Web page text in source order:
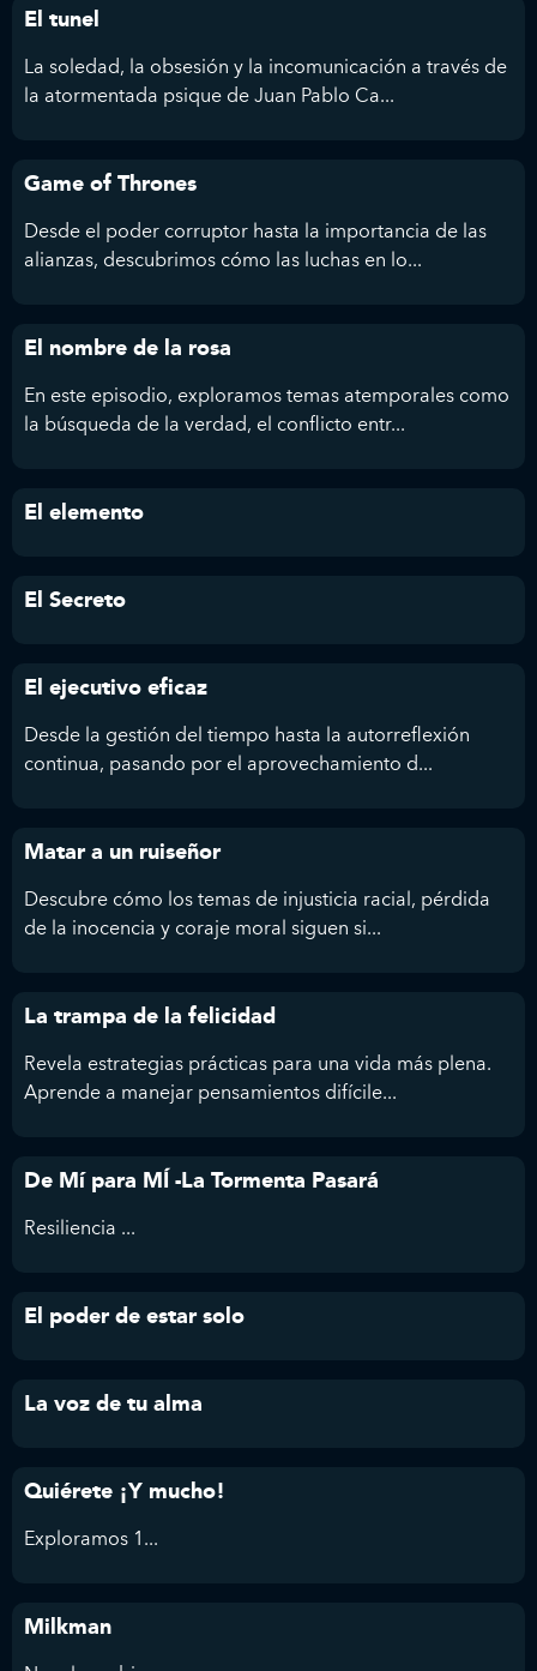
El tunel
La soledad, la obsesión y la incomunicación a través de
la atormentada psique de Juan Pablo Ca...
Game of Thrones
Desde el poder corruptor hasta la importancia de las
alianzas, descubrimos cómo las luchas en lo...
El nombre de la rosa
En este episodio, exploramos temas atemporales como
la búsqueda de la verdad, el conflicto entr...
El elemento
El Secreto
El ejecutivo eficaz
Desde la gestión del tiempo hasta la autorreflexión
continua, pasando por el aprovechamiento d...
Matar a un ruiseñor
Descubre cómo los temas de injusticia racial, pérdida
de la inocencia y coraje moral siguen si...
La trampa de la felicidad
Revela estrategias prácticas para una vida más plena.
Aprende a manejar pensamientos difícile...
De Mí para MÍ -La Tormenta Pasará
Resiliencia ...
El poder de estar solo
La voz de tu alma
Quiérete ¡Y mucho!
Exploramos 1...
Milkman